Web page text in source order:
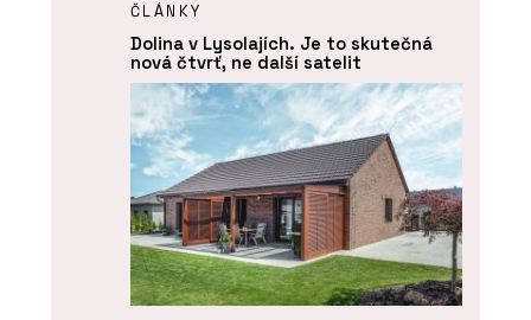
ČLÁNKY
Dolina v Lysolajích. Je to skutečná
nová čtvrť, ne další satelit